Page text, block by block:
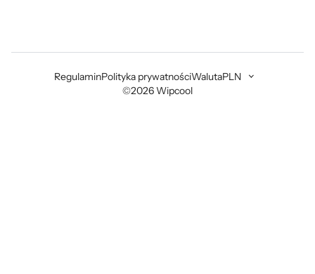
©2026 Wipcool
RegulaminPolityka prywatnościWalutaPLN